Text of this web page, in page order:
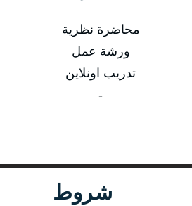
محاضرة نظرية
ورشة عمل
تدريب اونلاين
-
شروط